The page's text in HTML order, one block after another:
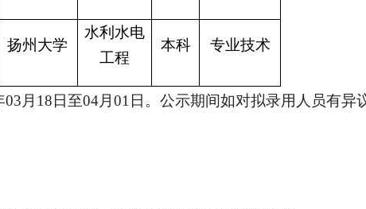
扬州大学
水利水电
工程
本科 专业技术
月18日至04月01日。公示期间如对拟录用人员有异